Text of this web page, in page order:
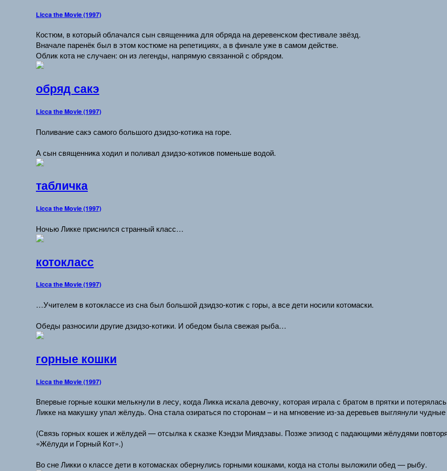
Licca the Movie (1997)
Костюм, в который облачался сын священника для обряда на деревенском фестивале звёзд.
Вначале паренёк был в этом костюме на репетициях, а в финале уже в самом действе.
Облик кота не случаен: он из легенды, напрямую связанной с обрядом.
обряд сакэ
Licca the Movie (1997)
Поливание сакэ самого большого дзидзо-котика на горе.
А сын священника ходил и поливал дзидзо-котиков поменьше водой.
табличка
Licca the Movie (1997)
Ночью Ликке приснился странный класс…
котокласс
Licca the Movie (1997)
…Учителем в котоклассе из сна был большой дзидзо-котик с горы, а все дети носили котомаски.
Обеды разносили другие дзидзо-котики. И обедом была свежая рыба…
горные кошки
Licca the Movie (1997)
Впервые горные кошки мелькнули в лесу, когда Ликка искала девочку, которая играла с братом в прятки и
Ликке на макушку упал жёлудь. Она стала озираться по сторонам – и на мгновение из-за деревьев выглянули
(Связь горных кошек и жёлудей — отсылка к сказке Кэндзи Миядзавы. Позже эпизод с падающими жёлудями
«Жёлуди и Горный Кот».)
Во сне Ликки о классе дети в котомасках обернулись горными кошками, когда на столы выложили обед — рыбу.